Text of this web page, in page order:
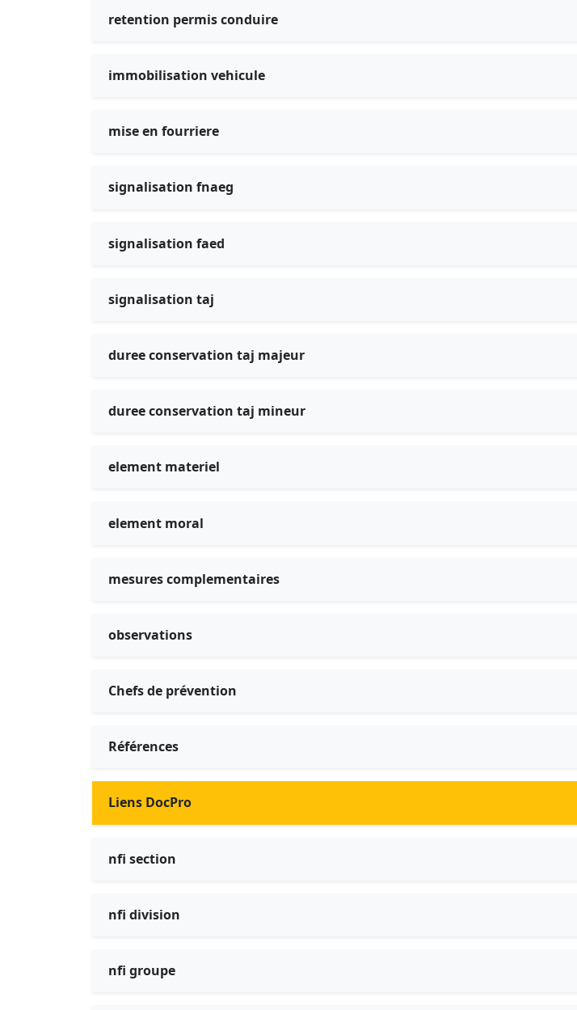
retention permis conduire
immobilisation vehicule
mise en fourriere
signalisation fnaeg
signalisation faed
signalisation taj
duree conservation taj majeur
duree conservation taj mineur
element materiel
element moral
mesures complementaires
observations
Chefs de prévention
Références
Liens DocPro
nfi section
nfi division
nfi groupe